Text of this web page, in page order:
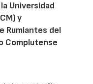
Universidad
y
Rumiantes del
Complutense